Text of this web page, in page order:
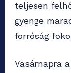
teljesen
gyenge
forróság
Vasárnapra